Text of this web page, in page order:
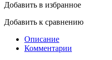
Добавить в избранное
Добавить к сравнению
Описание
Комментарии